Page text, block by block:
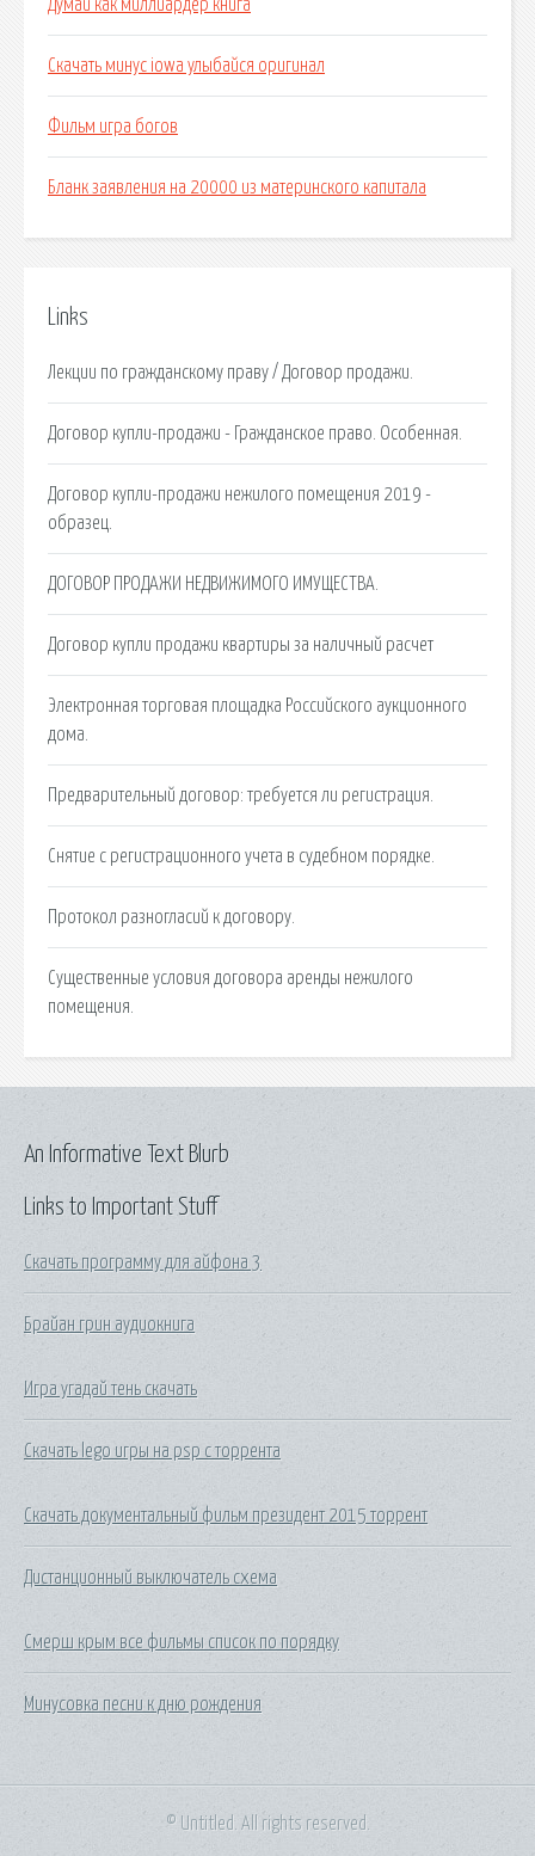
Думай как миллиардер книга
Скачать минус iowa улыбайся оригинал
Фильм игра богов
Бланк заявления на 20000 из материнского капитала
Links
Лекции по гражданскому праву / Договор продажи.
Договор купли-продажи - Гражданское право. Особенная.
Договор купли-продажи нежилого помещения 2019 -
образец.
ДОГОВОР ПРОДАЖИ НЕДВИЖИМОГО ИМУЩЕСТВА.
Договор купли продажи квартиры за наличный расчет
Электронная торговая площадка Российского аукционного
дома.
Предварительный договор: требуется ли регистрация.
Снятие с регистрационного учета в судебном порядке.
Протокол разногласий к договору.
Существенные условия договора аренды нежилого
помещения.
Links to Important Stuff
Скачать программу для айфона 3
Брайан грин аудиокнига
Игра угадай тень скачать
Скачать lego игры на psp с торрента
Скачать документальный фильм президент 2015 торрент
Дистанционный выключатель схема
Смерш крым все фильмы список по порядку
Минусовка песни к дню рождения
An Informative Text Blurb
© Untitled. All rights reserved.